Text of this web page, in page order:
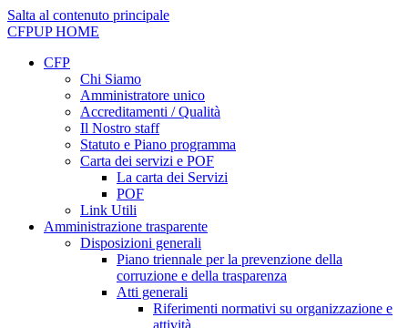
Salta al contenuto principale
CFPUPHOME
CFP
Chi Siamo
Amministratore unico
Accreditamenti / Qualità
Il Nostro staff
Statuto e Piano programma
Carta dei servizi e POF
La carta dei Servizi
POF
Link Utili
Amministrazione trasparente
Disposizioni generali
Piano triennale per la prevenzione della
corruzione e della trasparenza
Atti generali
Riferimenti normativi su organizzazione e
attività